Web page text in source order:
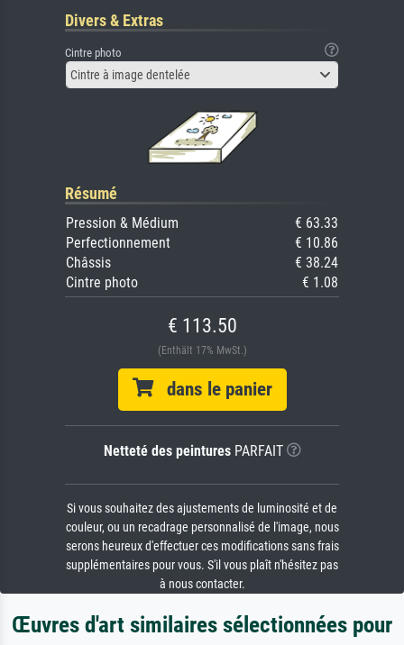
Divers & Extras
Cintre photo
Cintre à image dentelée
Résumé
Pression & Médium
€ 63.33
Perfectionnement
€ 10.86
Châssis
€ 38.24
Cintre photo
€ 1.08
€ 113.50
(Enthält 17% MwSt.)
dans le panier
Netteté des peinturesPARFAIT
Si vous souhaitez des ajustements de luminosité et de
couleur, ou un recadrage personnalisé de l'image, nous
serons heureux d'effectuer ces modifications sans frais
supplémentaires pour vous. S'il vous plaît n'hésitez pas
à nous contacter.
Œuvres d'art similaires sélectionnées pour